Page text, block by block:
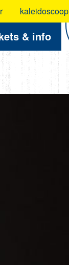
kaleidoscoop
& info